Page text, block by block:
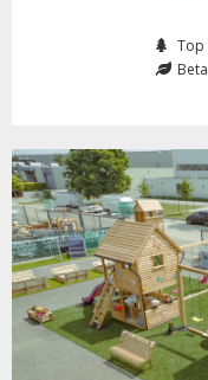
Top